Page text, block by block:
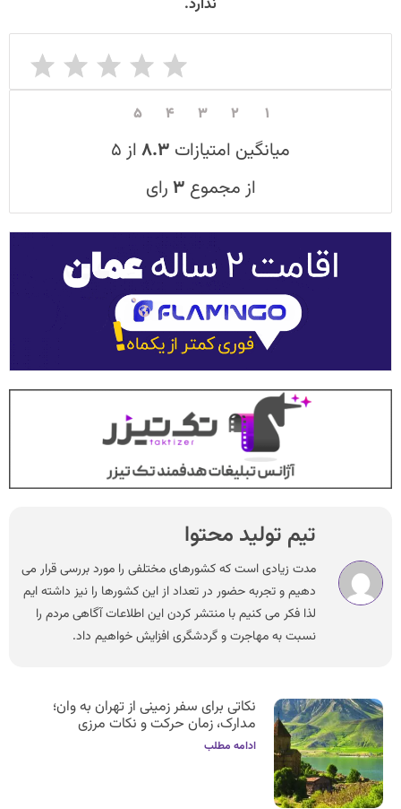
ندارد.​
۲ ۳ ۴ ۵
میانگین امتیازات۸.۳از ۵
از مجموع۳رای
تیم تولید محتوا
مدت زیادی است که کشورهای مختلفی را مورد بررسی قرار می
دهیم و تجربه حضور در تعداد از این کشورها را نیز داشته ایم
لذا فکر می کنیم با منتشر کردن این اطلاعات آگاهی مردم را
نسبت به مهاجرت و گردشگری افزایش خواهیم داد.
نکاتی برای سفر زمینی از تهران به وان؛
مدارک، زمان حرکت و نکات مرزی
ادامه مطلب